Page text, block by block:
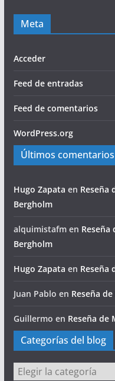
Meta
Acceder
Feed de entradas
Feed de comentarios
WordPress.org
Últimos comentarios
Hugo Zapata en Reseña
Bergholm
alquimistafmen Reseña
Bergholm
Hugo Zapata en Reseña
Juan Pablo en Reseña
Guillermo en Reseña de
Categorías del blog
Categorías